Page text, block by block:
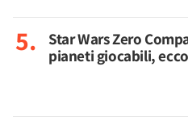
Star Wars Zero
pianeti giocabili,